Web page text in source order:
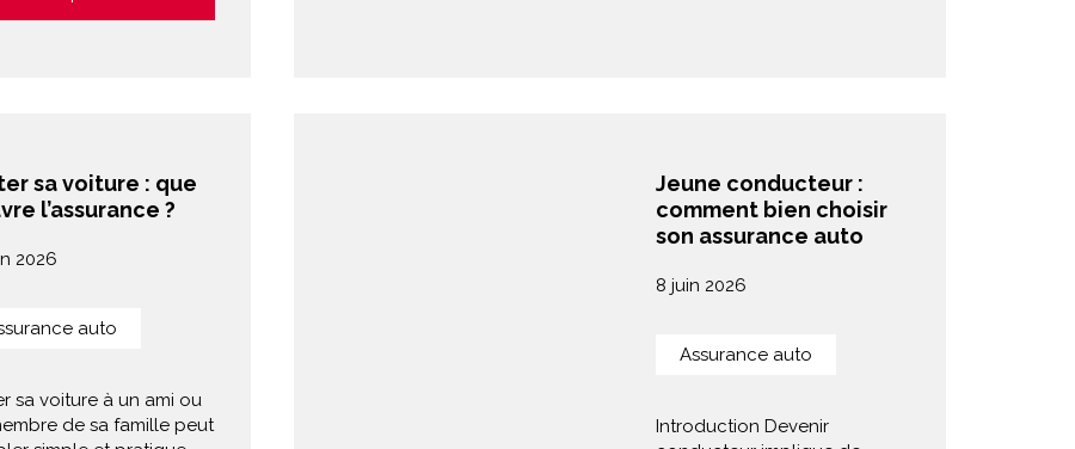
sa voiture : que
l’assurance ?
2026
auto
sa voiture à un ami ou
de sa famille peut
Jeune conducteur :
comment bien choisir
son assurance auto
8 juin 2026
Assurance auto
Introduction Devenir